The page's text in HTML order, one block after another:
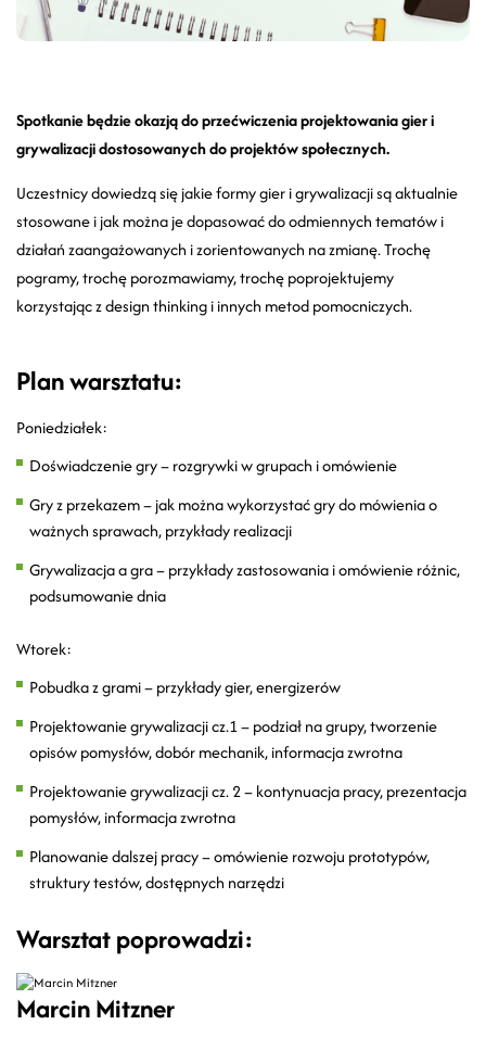
Spotkanie będzie okazją do przećwiczenia projektowania gier i
grywalizacji dostosowanych do projektów społecznych.
Uczestnicy dowiedzą się jakie formy gier i grywalizacji są aktualnie
stosowane i jak można je dopasować do odmiennych tematów i
działań zaangażowanych i zorientowanych na zmianę. Trochę
pogramy, trochę porozmawiamy, trochę poprojektujemy
korzystając z design thinking i innych metod pomocniczych.
Plan warsztatu:
Poniedziałek:
Doświadczenie gry – rozgrywki w grupach i omówienie
Gry z przekazem – jak można wykorzystać gry do mówienia o
ważnych sprawach, przykłady realizacji
Grywalizacja a gra – przykłady zastosowania i omówienie różnic,
podsumowanie dnia
Wtorek:
Pobudka z grami – przykłady gier, energizerów
Projektowanie grywalizacji cz.1 – podział na grupy, tworzenie
opisów pomysłów, dobór mechanik, informacja zwrotna
Projektowanie grywalizacji cz. 2 – kontynuacja pracy, prezentacja
pomysłów, informacja zwrotna
Planowanie dalszej pracy – omówienie rozwoju prototypów,
struktury testów, dostępnych narzędzi
Warsztat poprowadzi:
Marcin Mitzner